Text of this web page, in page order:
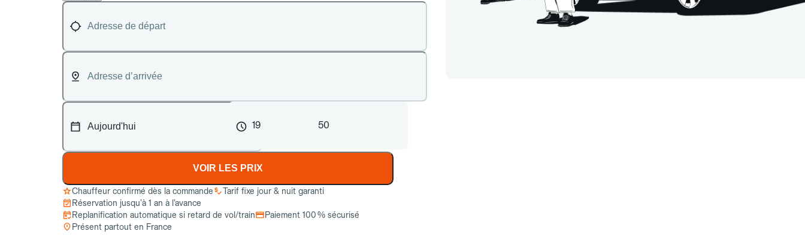
19 50
VOIR LES PRIX
Chauffeur confirmé dès la commande
Tarif fixe jour & nuit garanti
Réservation jusqu’à 1 an à l’avance
Replanification automatique si retard de vol/train
Paiement 100 % sécurisé
Présent partout en France